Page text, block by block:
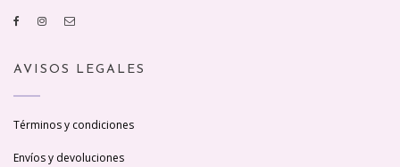
AVISOS LEGALES
Términos y condiciones
Envíos y devoluciones